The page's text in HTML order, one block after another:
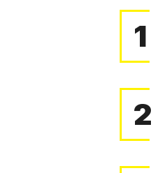
1
2